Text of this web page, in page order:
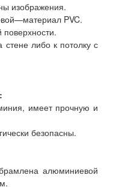
изображения.
PVC.
либо к потолку с
имеет прочную и
безопасны.
алюминиевой